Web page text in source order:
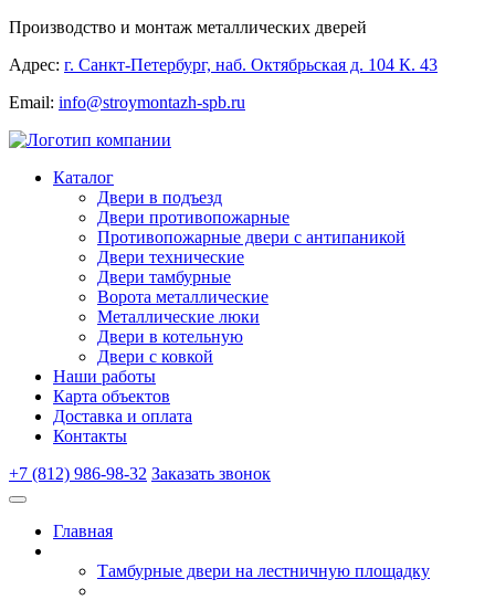
Производство и монтаж металлических дверей
Адрес: г. Санкт-Петербург, наб. Октябрьская д. 104 К. 43
Email: info@stroymontazh-spb.ru
Каталог
Двери в подъезд
Двери противопожарные
Противопожарные двери с антипаникой
Двери технические
Двери тамбурные
Ворота металлические
Металлические люки
Двери в котельную
Двери с ковкой
Наши работы
Карта объектов
Доставка и оплата
Контакты
+7 (812) 986-98-32 Заказать звонок
Главная
Тамбурные двери на лестничную площадку